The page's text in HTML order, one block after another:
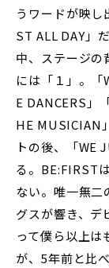
うワードが映
ST ALL DAY」
中、ステージの
には「１」。「
E DANCERS」
HE MUSICIAN
トの後、「WE
る。BE:FIRST
ない。唯一無
グスが響き、
って僕ら以上
が、5年前と比